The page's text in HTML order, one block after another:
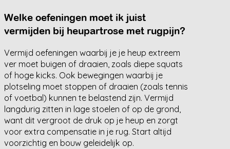
Welke oefeningen moet ik juist
vermijden bij heupartrose met rugpijn?
Vermijd oefeningen waarbij je je heup extreem
ver moet buigen of draaien, zoals diepe squats
of hoge kicks. Ook bewegingen waarbij je
plotseling moet stoppen of draaien (zoals tennis
of voetbal) kunnen te belastend zijn. Vermijd
langdurig zitten in lage stoelen of op de grond,
want dit vergroot de druk op je heup en zorgt
voor extra compensatie in je rug. Start altijd
voorzichtig en bouw geleidelijk op.